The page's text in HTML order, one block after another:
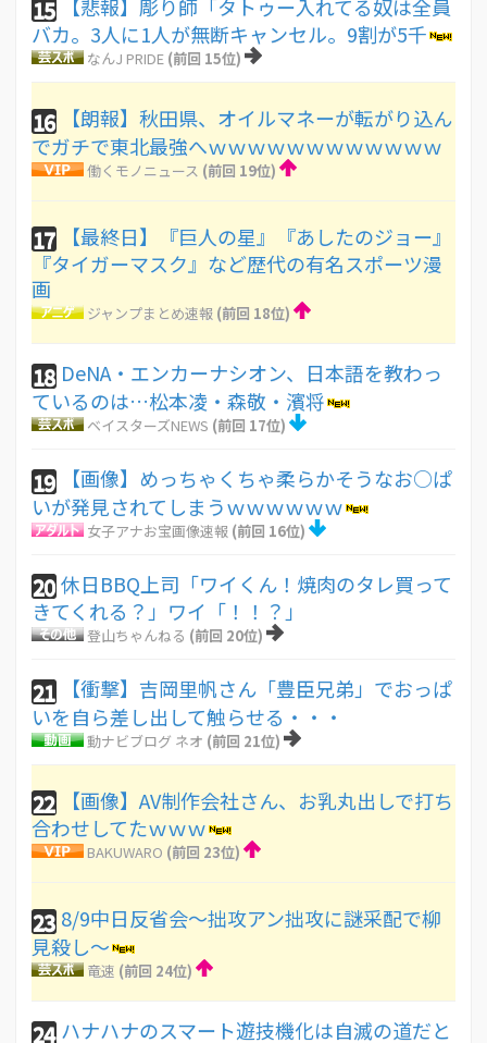
15
【悲報】彫り師「タトゥー入れてる奴は全員
バカ。3人に1人が無断キャンセル。9割が5千
なんJ PRIDE (前回 15位)
16
【朗報】秋田県、オイルマネーが転がり込ん
でガチで東北最強へｗｗｗｗｗｗｗｗｗｗｗｗ
働くモノニュース (前回 19位)
17
【最終日】『巨人の星』『あしたのジョー』
『タイガーマスク』など歴代の有名スポーツ漫
画
ジャンプまとめ速報 (前回 18位)
18 DeNA・エンカーナシオン、日本語を教わっ
ているのは…松本凌・森敬・濱将
ベイスターズNEWS (前回 17位)
19
【画像】めっちゃくちゃ柔らかそうなお○ぱ
いが発見されてしまうｗｗｗｗｗｗ
女子アナお宝画像速報 (前回 16位)
20休日BBQ上司「ワイくん！焼肉のタレ買って
きてくれる？」ワイ「！！？」
登山ちゃんねる (前回 20位)
21
【衝撃】吉岡里帆さん「豊臣兄弟」でおっぱ
いを自ら差し出して触らせる・・・
動ナビブログ ネオ (前回 21位)
22
【画像】AV制作会社さん、お乳丸出しで打ち
合わせしてたｗｗｗ
BAKUWARO (前回 23位)
23 8/9中日反省会〜拙攻アン拙攻に謎采配で柳
見殺し〜
竜速 (前回 24位)
24 ハナハナのスマート遊技機化は自滅の道だと